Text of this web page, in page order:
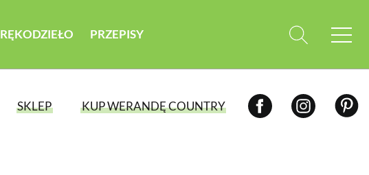
RĘKODZIEŁO PRZEPISY
SKLEP KUP WERANDĘ COUNTRY